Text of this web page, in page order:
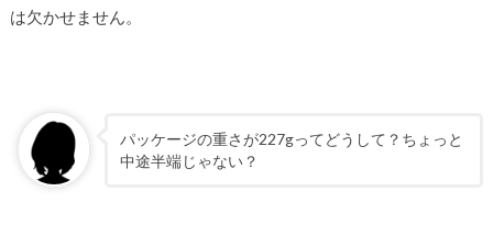
は欠かせません。
パッケージの重さが227gってどうして？ちょっと
中途半端じゃない？